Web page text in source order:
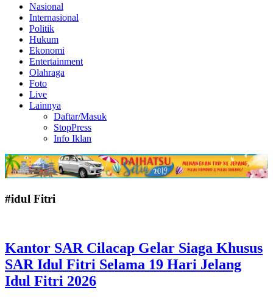
Nasional
Internasional
Politik
Hukum
Ekonomi
Entertainment
Olahraga
Foto
Live
Lainnya
Daftar/Masuk
StopPress
Info Iklan
#idul Fitri
Kantor SAR Cilacap Gelar Siaga Khusus
SAR Idul Fitri Selama 19 Hari Jelang
Idul Fitri 2026